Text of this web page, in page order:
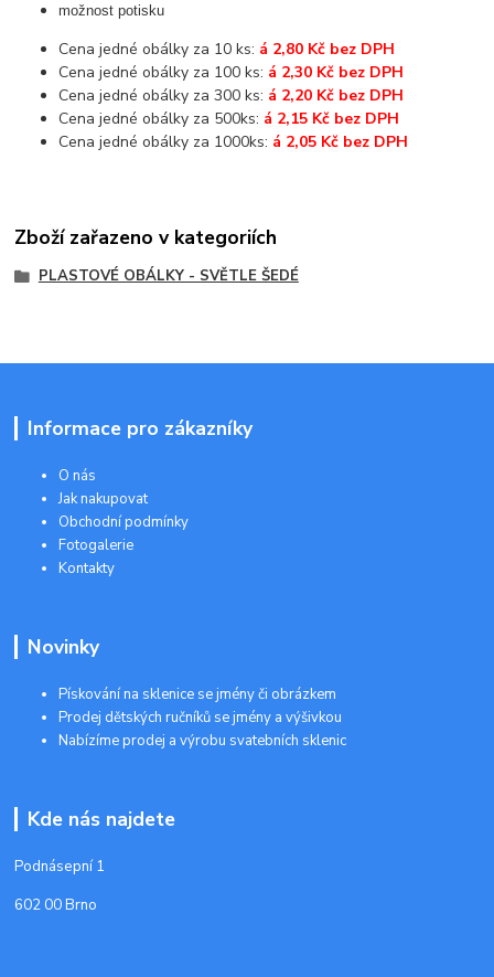
možnost potisku
Cena jedné obálky za 10 ks: á 2,80 Kč bez DPH
Cena jedné obálky za 100 ks: á 2,30 Kč bez DPH
Cena jedné obálky za 300 ks: á 2,20 Kč bez DPH
Cena jedné obálky za 500ks: á 2,15 Kč bez DPH
Cena jedné obálky za 1000ks: á 2,05 Kč bez DPH
Zboží zařazeno v kategoriích
PLASTOVÉ OBÁLKY - SVĚTLE ŠEDÉ
Informace pro zákazníky
O nás
Jak nakupovat
Obchodní podmínky
Fotogalerie
Kontakty
Novinky
Pískování na sklenice se jmény či obrázkem
Prodej dětských ručníků se jmény a výšivkou
Nabízíme prodej a výrobu svatebních sklenic
Kde nás najdete
Podnásepní 1
602 00 Brno